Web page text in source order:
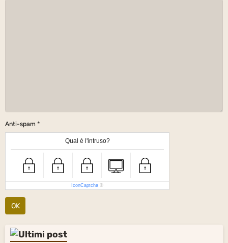
Anti-spam
Qual è l'intruso?
IconCaptcha ©
OK